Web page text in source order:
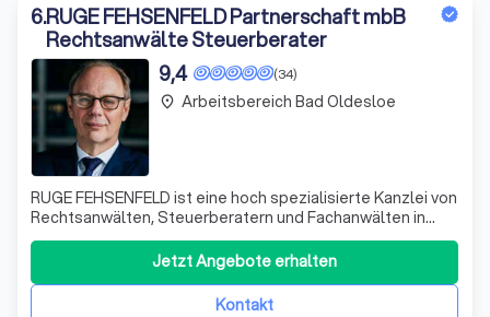
6.RUGE FEHSENFELD Partnerschaft mbB
Rechtsanwälte Steuerberater
(34)
9,4
RUGE FEHSENFELD ist eine hoch spezialisierte Kanzlei von
Rechtsanwälten, Steuerberatern und Fachanwälten in
Hamburg Langenhorn. Wir haben uns ausschließlich der
Steuerberatung und der Rechtsberatung zum Erbrecht
sowie zur steuerlichen Selbstanzeige verschrieben. Durch
diesen konsequenten Fokus, p
Kontakt
Jetzt Angebote erhalten
place Arbeitsbereich Bad Oldesloe